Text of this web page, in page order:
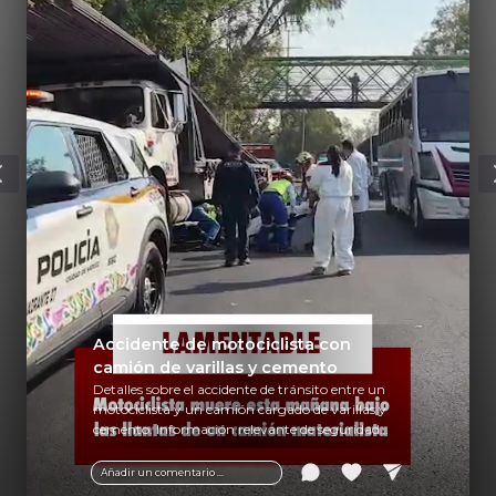
Añadir un comentario ...
Accidente de motociclista con
camión de varillas y cemento
Detalles sobre el accidente de tránsito entre un
motociclista y un camión cargado de varillas y
cemento. Información relevante de seguridad
vial y recomendaciones para motociclistas.